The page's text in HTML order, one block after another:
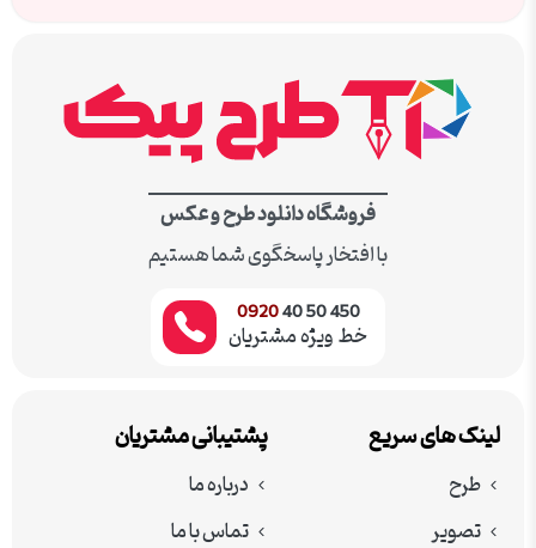
فروشگاه دانلود طرح و عکس
با افتخار پاسخگوی شما هستیم
450 50 40
0920
خط ویژه مشتریان
لینک های سریع
طرح
تصویر
پشتیبانی مشتریان
درباره ما
تماس با ما